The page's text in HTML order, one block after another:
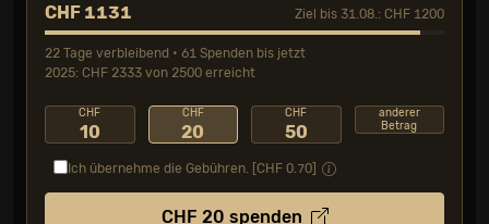
CHF 1131 Ziel bis 31.08.: CHF 1200
22 Tage verbleibend • 61 Spenden bis jetzt
2025: CHF 2333 von 2500 erreicht
CHF
10
CHF
20
CHF
50
anderer
Betrag
Ich übernehme die Gebühren. [CHF 0.70
CHF 20 spenden